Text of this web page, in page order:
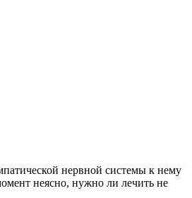
нервной системы к нему
неясно, нужно ли лечить не